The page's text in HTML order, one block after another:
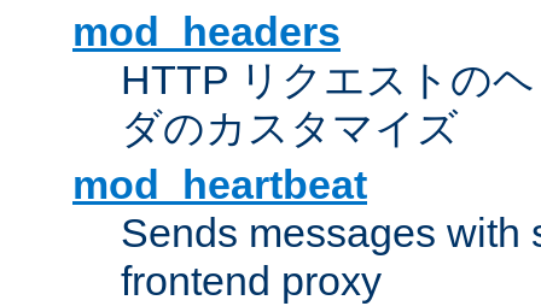
mod_headers
HTTP リクエストの
ダのカスタマイズ
mod_heartbeat
Sends messages with
frontend proxy